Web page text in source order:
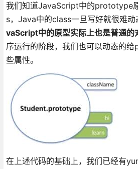
我们知道JavaScript中的prototype
s，Java中的class一旦写好就很难动
vaScript中的原型实际上也是普通的
序运行的阶段，我们也可以动态的
些属性。
在上述代码的基础上，我们已经有